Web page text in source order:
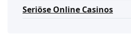
Seriöse Online Casinos